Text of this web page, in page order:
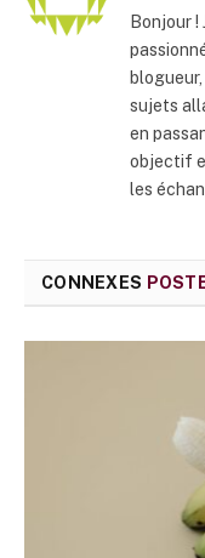
Bonjour !
sujets
en
objectif
les
CONNEXES